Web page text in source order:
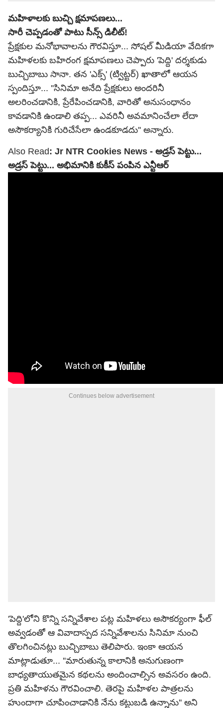
మహిళాలకు బుచ్చి క్షమాపణలు...
సారీ చెప్పడంతో పాటు సీన్స్ డిలీట్!
ప్రేక్షకుల మనోభావాలను గౌరవిస్తూ... సోషల్ మీడియా వేదికగా
మహిళలకు బహిరంగ క్షమాపణలు చెప్పారు 'పెద్ది' దర్శకుడు
బుచ్చిబాబు సానా. తన 'ఎక్స్' (ట్విట్టర్) ఖాతాలో ఆయన
స్పందిస్తూ... ''సినిమా అనేది ప్రేక్షకులు అందరినీ
అలరించడానికి, ప్రేరేపించడానికి, వారితో అనుసంధానం
కావడానికి ఉండాలి తప్ప... ఎవరినీ అవమానించేలా లేదా
అసౌకర్యానికి గురిచేసేలా ఉండకూడదు'' అన్నారు.
Also Read: Jr NTR Cookies News - అడ్రస్ పెట్టు...
అడ్రస్ పెట్టు... అభిమానికి కుకీస్ పంపిన ఎన్టీఆర్
Continues below advertisement
'పెద్ది'లోని కొన్ని సన్నివేశాల పట్ల మహిళలు అసౌకర్యంగా ఫీల్
అవ్వడంతో ఆ వివాదాస్పద సన్నివేశాలను సినిమా నుంచి
తొలగించినట్లు బుచ్చిబాబు తెలిపారు. ఇంకా ఆయన
మాట్లాడుతూ... ''మారుతున్న కాలానికి అనుగుణంగా
బాధ్యతాయుతమైన కథలను అందించాల్సిన అవసరం ఉంది.
ప్రతి మహిళను గౌరవించాలి. తెరపై మహిళల పాత్రలను
హుందాగా చూపించాడానికి నేను కట్టుబడి ఉన్నాను'' అని